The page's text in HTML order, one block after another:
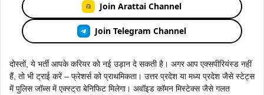
Join Arattai Channel
Join Telegram Channel
दोस्तों, ये भर्ती आपके करियर को नई उड़ान दे सकती है। अगर आप एक्सपीरियंस्ड नहीं
हैं, तो भी ट्राई करें – फ्रेशर्स को प्राथमिकता। उत्तर प्रदेश या मध्य प्रदेश जैसे स्टेट्स
में पुलिस जॉब्स में एक्स्ट्रा बेनिफिट मिलेगा। अवॉइड कॉमन मिस्टेक्स जैसे गलत